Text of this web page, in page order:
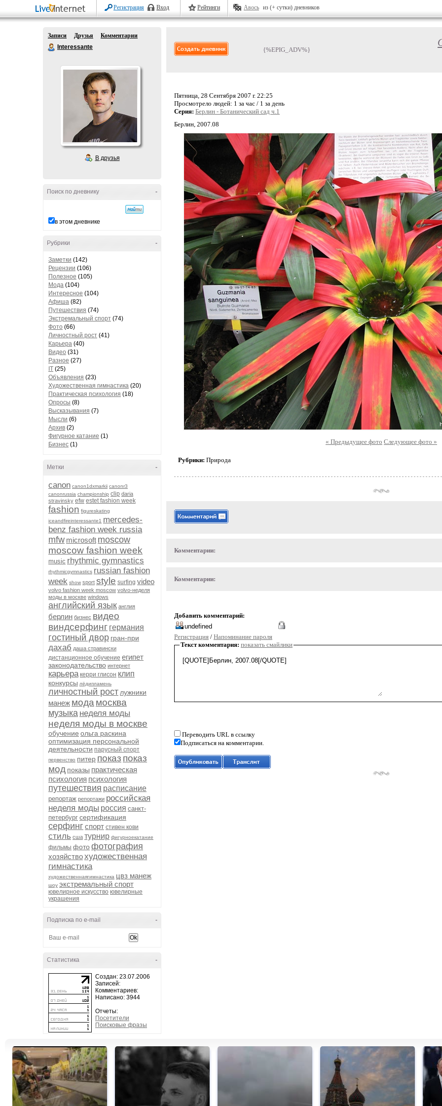
Регистрация Вход Рейтинги Авось из (+ сутки) дневников
Записи Друзья
Комментарии
Interessante
В друзья
-
Поиск по дневнику
в этом дневнике
-
Рубрики
Заметки (142)
Рецензии (106)
Полезное (105)
Мода (104)
Интересное (104)
Афиша (82)
Путешествия (74)
Экстремальный спорт (74)
Фото (66)
Личностный рост (41)
Карьера (40)
Видео (31)
Разное (27)
IT (25)
Объявления (23)
Художественная гимнастика (20)
Практическая психология (18)
Опросы (8)
Высказывания (7)
Мысли (6)
Архив (2)
Фигурное катание (1)
Бизнес (1)
-
Метки
canon canon1dxmarkii canonr3
canonrussia championship clip daria
stravinsky efw estet fashion week
fashion figureskating
iceandfireinteressante1 mercedes-
benz fashion week russia
mfw microsoft moscow
moscow fashion week
music rhythmic gymnastics
rhythmicgymnastics russian fashion
week show sport style surfing video
volvo fashion week moscow volvo-неделя
моды в москве windows
английский язык англия
берлин бизнес видео
виндсерфинг германия
гостиный двор гран-при
дахаб даша стравински
дистанционное обучение египет
законодательство интернет
карьера керри глисон клип
конкурсы лёдипламень
личностный рост лужники
манеж мода москва
музыка неделя моды
неделя моды в москве
обучение ольга раскина
оптимизация персональной
деятельности парусный спорт
первенство питер показ показ
мод показы практическая
психология психология
путешествия расписание
репортаж репортажи российская
неделя моды россия санкт-
петербург сертификация
серфинг спорт стивен кови
стиль сша турнир фигурноекатание
фильмы фотофотография
хозяйствохудожественная
гимнастика
художественнаягимнастика цвз манеж
шоу экстремальный спорт
ювелирное искусство ювелирные
украшения
-
Подписка по e-mail
-
Статистика
Создан: 23.07.2006
Записей:
Комментариев:
Написано: 3944
Отчеты:
Посетители
Поисковые фразы
{%EPIG_ADV%}
Пятница, 28 Сентября 2007 г. 22:25
Просмотрело людей: 1 за час / 1 за день
Серия: Берлин - Ботанический сад ч.1
Берлин, 2007.08
« Предыдущее фото Следующее фото »
Рубрики: Природа
Комментарии:
Комментарии:
Добавить комментарий:
Регистрация / Напоминание пароля
Текст комментария: показать смайлики
Переводить URL в ссылку
Подписаться на комментарии.